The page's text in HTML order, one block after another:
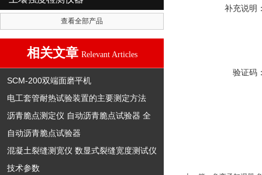
补充说明
验证码
查看全部产品
相关文章 Relevant Articles
SCM-200双端面磨平机
电工套管耐热试验装置的主要测定方法
沥青脆点测定仪 自动沥青脆点试验器 全
自动沥青脆点试验器
混凝土裂缝测宽仪 数显式裂缝宽度测试仪
技术参数